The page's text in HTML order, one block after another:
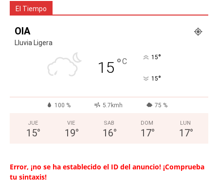
El Tiempo
OIA
Lluvia Ligera
15 °C 15°
15°
100 % 5.7kmh 75 %
JUE
15°
VIE
19°
SAB
16°
DOM
17°
LUN
17°
Error, ¡no se ha establecido el ID del anuncio! ¡Comprueba
tu sintaxis!